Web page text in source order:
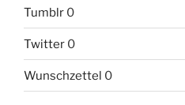
Tumblr 0
Twitter 0
Wunschzettel 0